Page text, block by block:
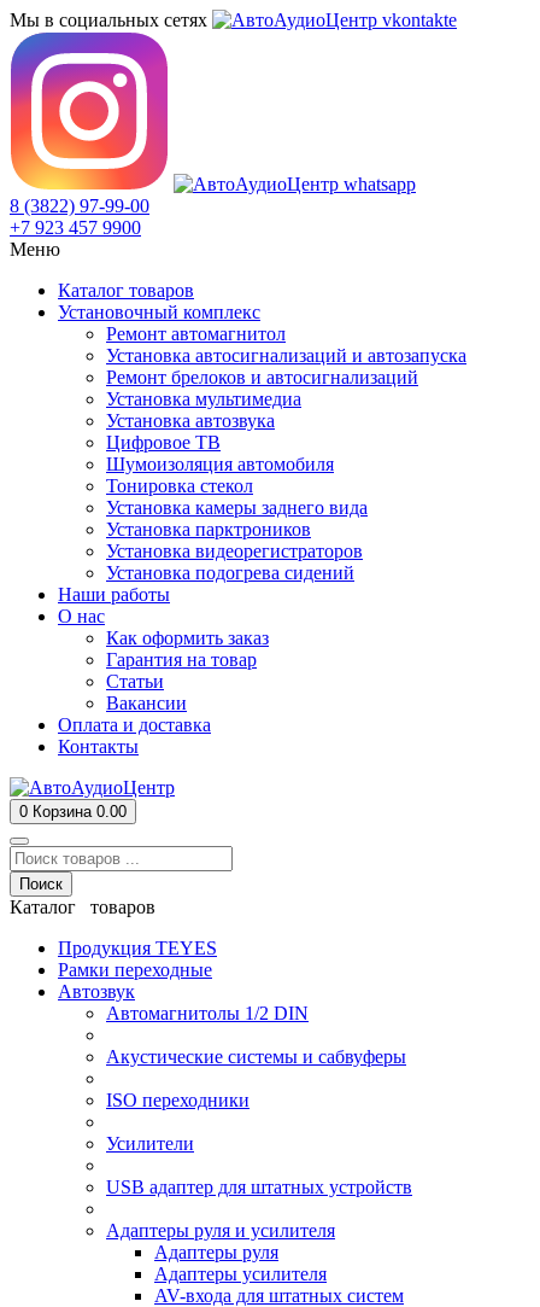
Мы в социальных сетях
8 (3822) 97-99-00
+7 923 457 9900
Меню
Каталог товаров
Установочный комплекс
Ремонт автомагнитол
Установка автосигнализаций и автозапуска
Ремонт брелоков и автосигнализаций
Установка мультимедиа
Установка автозвука
Цифровое ТВ
Шумоизоляция автомобиля
Тонировка стекол
Установка камеры заднего вида
Установка парктроников
Установка видеорегистраторов
Установка подогрева сидений
Наши работы
О нас
Как оформить заказ
Гарантия на товар
Статьи
Вакансии
Оплата и доставка
Контакты
0 Корзина 0.00
Поиск
Каталог товаров
Продукция TEYES
Рамки переходные
Автозвук
Автомагнитолы 1/2 DIN
Акустические системы и сабвуферы
ISO переходники
Усилители
USB адаптер для штатных устройств
Адаптеры руля и усилителя
Адаптеры руля
Адаптеры усилителя
AV-входа для штатных систем